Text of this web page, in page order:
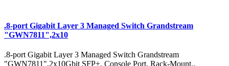
.8-port Gigabit Layer 3 Managed Switch Grandstream
"GWN7811",2x10
.8-port Gigabit Layer 3 Managed Switch Grandstream
"GWN7811",2x10Gbit SFP+, Console Port, Rack-Mount..